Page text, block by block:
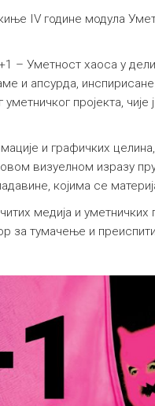
IV године модула
– Уметност хаоса у
и апсурда,
пројекта,
и графичких
визуелном изразу
којима се
медија и
за тумачење и